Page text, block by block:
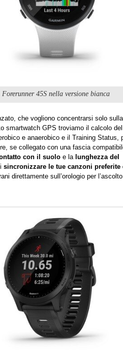
Forerunner 45S nella versione bianca
che vogliono concentrarsi solo sulla
smartwatch GPS troviamo il calcolo del
e anaerobico e il Training Status,
se collegato con una fascia
con il suolo e la lunghezza del
sincronizzare le tue canzoni preferite
direttamente sull’orologio per l’ascolto